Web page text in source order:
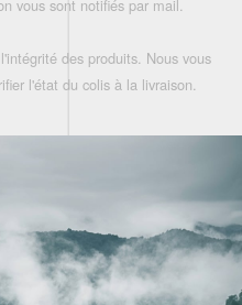
vous sont notifiés par mail.
des produits. Nous vous
l'état du colis à la livraison.